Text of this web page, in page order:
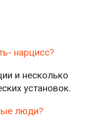
нарцисс?
и несколько
установок.
люди?